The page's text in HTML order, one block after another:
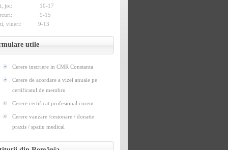
joi: 10-17
9-15
vineri: 9-13
utile
Cerere inscriere in CMR Constanta
Cerere de acordare a vizei anuale pe
certificatul de membru
Cerere certificat profesional curent
Cerere vanzare /cesionare / donatie
praxis / spatiu medical